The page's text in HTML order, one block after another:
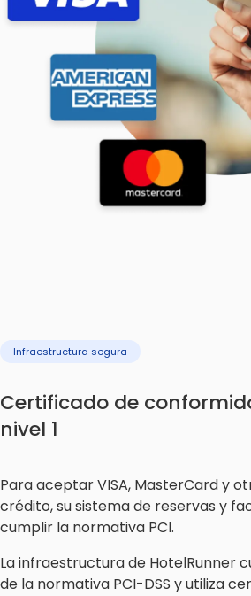
Infraestructura segura
Certificado de
nivel 1
Para aceptar VISA, MasterCard y
crédito, su sistema de reservas y
cumplir la normativa PCI.
La infraestructura de HotelRunner
de la normativa PCI-DSS y utiliza